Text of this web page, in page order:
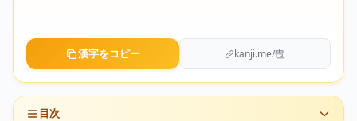
漢字をコピー kanji.me/㕀
目次